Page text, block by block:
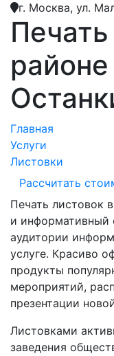
г. Москва, ул.
районе
Главная
Услуги
Листовки
Рассчитать
Печать листовок
и информативный
аудитории
услуге. Красиво
продукты
мероприятий,
презентации
Листовками
заведения